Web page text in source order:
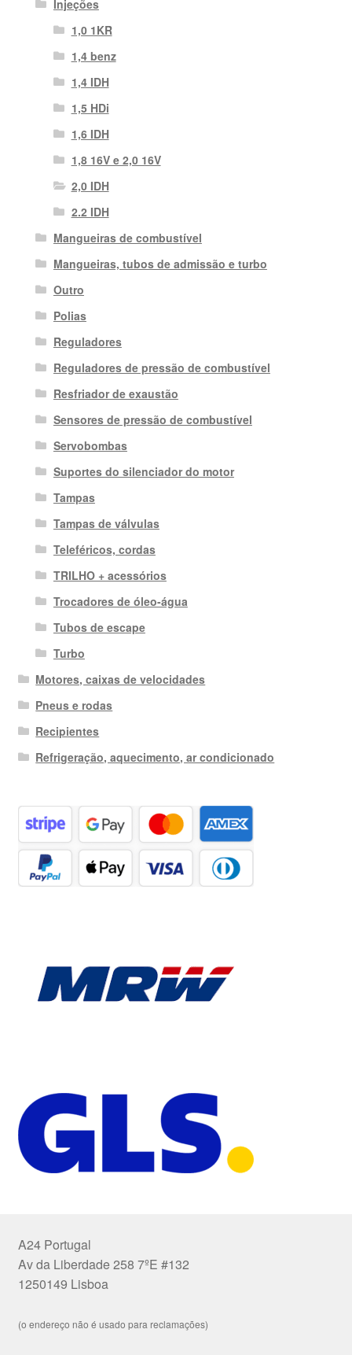
Injeções
1,0 1KR
1,4 benz
1,4 IDH
1,5 HDi
1,6 IDH
1,8 16V e 2,0 16V
2,0 IDH
2.2 IDH
Mangueiras de combustível
Mangueiras, tubos de admissão e turbo
Outro
Polias
Reguladores
Reguladores de pressão de combustível
Resfriador de exaustão
Sensores de pressão de combustível
Servobombas
Suportes do silenciador do motor
Tampas
Tampas de válvulas
Teleféricos, cordas
TRILHO + acessórios
Trocadores de óleo-água
Tubos de escape
Turbo
Motores, caixas de velocidades
Pneus e rodas
Recipientes
Refrigeração, aquecimento, ar condicionado
A24 Portugal
Av da Liberdade 258 7ºE #132
1250149 Lisboa
(o endereço não é usado para reclamações)